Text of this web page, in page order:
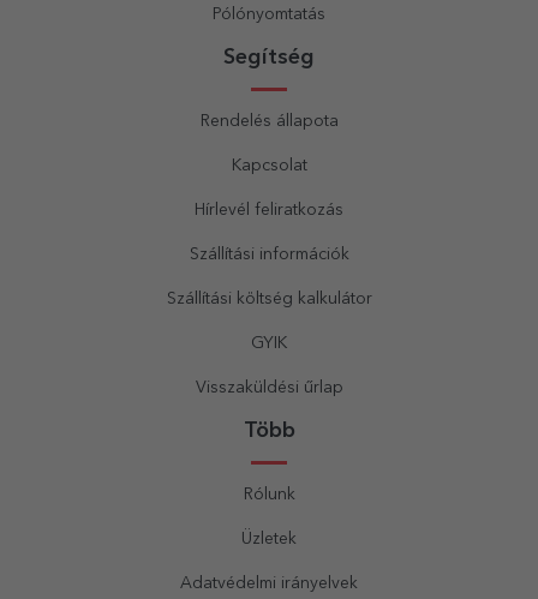
Pólónyomtatás
Segítség
Rendelés állapota
Kapcsolat
Hírlevél feliratkozás
Szállítási információk
Szállítási költség kalkulátor
GYIK
Visszaküldési űrlap
Több
Rólunk
Üzletek
Adatvédelmi irányelvek